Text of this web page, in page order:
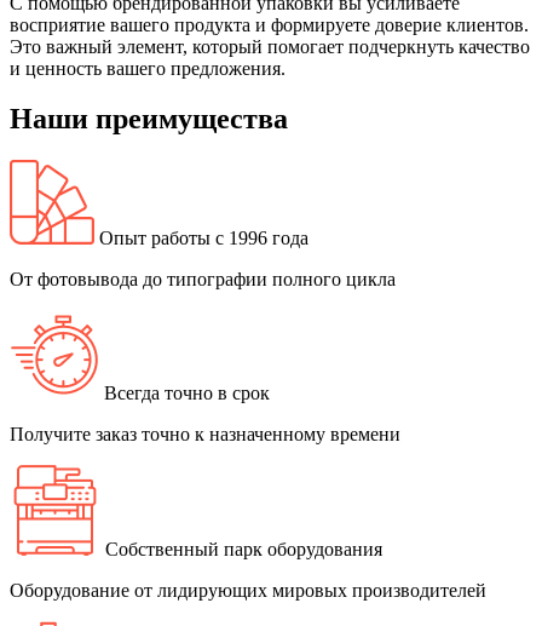
восприятие вашего продукта и формируете доверие клиентов.
Это важный элемент, который помогает подчеркнуть качество
и ценность вашего предложения.
Наши преимущества
Опыт работы с 1996 года
От фотовывода до типографии полного цикла
Всегда точно в срок
Получите заказ точно к назначенному времени
Собственный парк оборудования
Оборудование от лидирующих мировых производителей